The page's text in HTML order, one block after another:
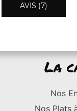
AVIS (7)
La
Nos
Nos Plats